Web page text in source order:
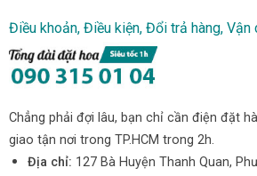
Điều khoản, Điều kiện, Đổi trả hàng, Vận
Chẳng phải đợi lâu, bạn chỉ cần điện đặt
giao tận nơi trong TP.HCM trong 2h.
Địa chỉ: 127 Bà Huyện Thanh Quan,